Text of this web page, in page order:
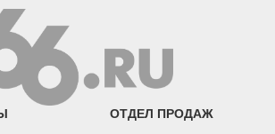
ОТДЕЛ ПРОДАЖ